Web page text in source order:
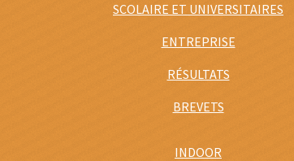
SCOLAIRE ET UNIVERSITAIRES
ENTREPRISE
RÉSULTATS
BREVETS
INDOOR